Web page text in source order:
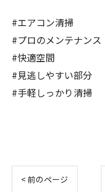
#エアコン清掃
#プロのメンテナンス
#快適空間
#見逃しやすい部分
#手軽しっかり清掃
< 前のページ